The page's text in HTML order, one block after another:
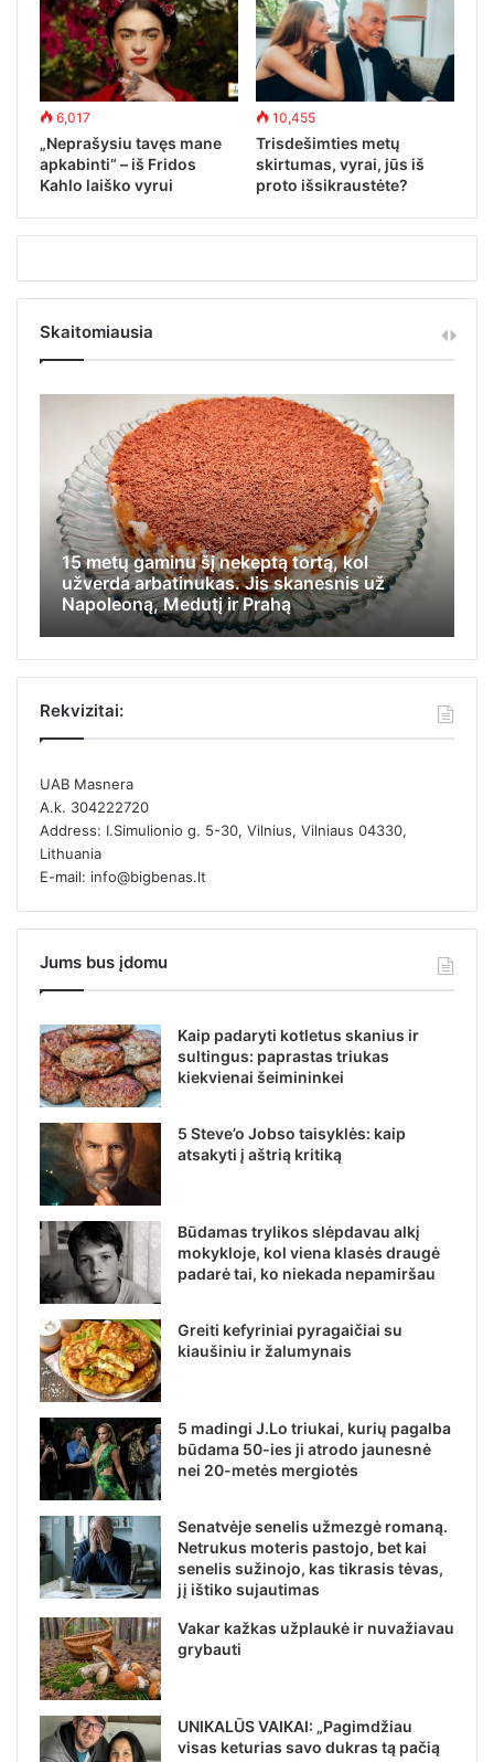
6,017
„Neprašysiu tavęs mane
apkabinti“ – iš Fridos
Kahlo laiško vyrui
10,455
Trisdešimties metų
skirtumas, vyrai, jūs iš
proto išsikraustėte?
Skaitomiausia
15 metų gaminu šį nekeptą tortą, kol
užverda arbatinukas. Jis skanesnis už
Napoleoną, Medutį ir Prahą
Rekvizitai:
UAB Masnera
A.k. 304222720
Address: I.Simulionio g. 5-30, Vilnius, Vilniaus 04330,
Lithuania
E-mail: info@bigbenas.lt
Jums bus įdomu
Kaip padaryti kotletus skanius ir
sultingus: paprastas triukas
kiekvienai šeimininkei
5 Steve’o Jobso taisyklės: kaip
atsakyti į aštrią kritiką
Būdamas trylikos slėpdavau alkį
mokykloje, kol viena klasės draugė
padarė tai, ko niekada nepamiršau
Greiti kefyriniai pyragaičiai su
kiaušiniu ir žalumynais
5 madingi J.Lo triukai, kurių pagalba
būdama 50-ies ji atrodo jaunesnė
nei 20-metės mergiotės
Senatvėje senelis užmezgė romaną.
Netrukus moteris pastojo, bet kai
senelis sužinojo, kas tikrasis tėvas,
jį ištiko sujautimas
Vakar kažkas užplaukė ir nuvažiavau
grybauti
UNIKALŪS VAIKAI: „Pagimdžiau
visas keturias savo dukras tą pačią